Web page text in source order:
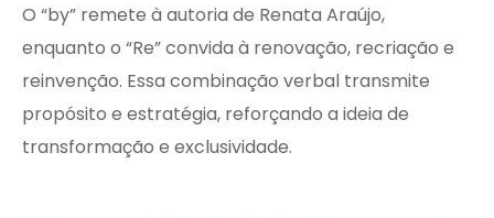
​O “by” remete à autoria de Renata Araújo,
enquanto o “Re” convida à renovação, recriação e
reinvenção. Essa combinação verbal transmite
propósito e estratégia, reforçando a ideia de
transformação e exclusividade.